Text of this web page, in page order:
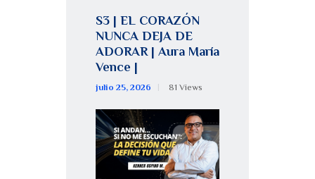
S3 | EL CORAZÓN
NUNCA DEJA DE
ADORAR | Aura María
Vence |
julio 25, 2026 81 Views